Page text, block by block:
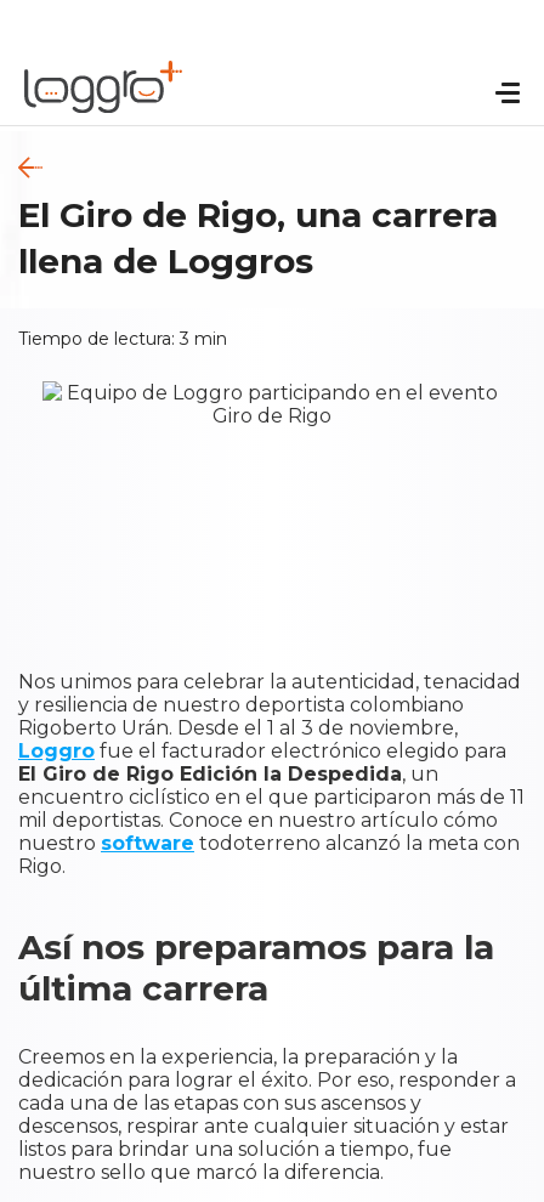
El Giro de Rigo, una carrera
llena de Loggros
Tiempo de lectura:3 min
Nos unimos para celebrar la autenticidad, tenacidad
y resiliencia de nuestro deportista colombiano
Rigoberto Urán. Desde el 1 al 3 de noviembre,
Loggro fue el facturador electrónico elegido para
El Giro de Rigo Edición la Despedida, un
encuentro ciclístico en el que participaron más de 11
mil deportistas. Conoce en nuestro artículo cómo
nuestro software todoterreno alcanzó la meta con
Rigo.
Así nos preparamos para la
última carrera
Creemos en la experiencia, la preparación y la
dedicación para lograr el éxito. Por eso, responder a
cada una de las etapas con sus ascensos y
descensos, respirar ante cualquier situación y estar
listos para brindar una solución a tiempo, fue
nuestro sello que marcó la diferencia.